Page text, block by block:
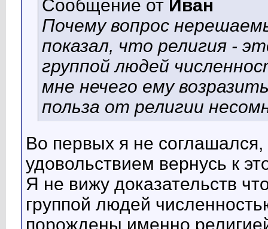
Сообщение от Иван
Почему вопрос
показал, что религия -
группой людей
мне нечего ему
польза от религии
Во первых я не
удовольствием вернусь к
Я не вижу доказательств
группой людей
порождены именно